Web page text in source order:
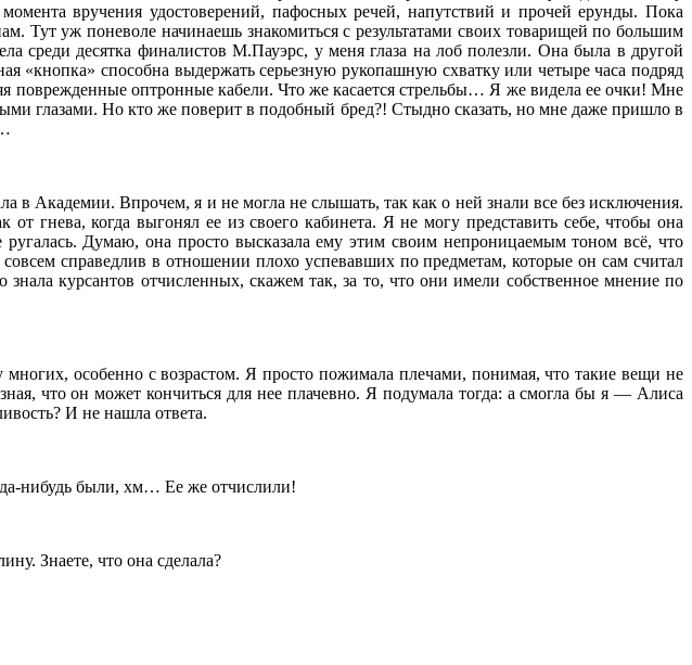
вручения удостоверений, пафосных речей, напутствий и прочей ерунды. Пока
Тут уж поневоле начинаешь знакомиться с результатами своих товарищей по большим
среди десятка финалистов М.Пауэрс, у меня глаза на лоб полезли. Она была в другой
«кнопка» способна выдержать серьезную рукопашную схватку или четыре часа подряд
поврежденные оптронные кабели. Что же касается стрельбы… Я же видела ее очки! Мне
глазами. Но кто же поверит в подобный бред?! Стыдно сказать, но мне даже пришло в
Академии. Впрочем, я и не могла не слышать, так как о ней знали все без исключения.
гнева, когда выгонял ее из своего кабинета. Я не могу представить себе, чтобы она
Думаю, она просто высказала ему этим своим непроницаемым тоном всё, что
справедлив в отношении плохо успевавших по предметам, которые он сам считал
курсантов отчисленных, скажем так, за то, что они имели собственное мнение по
особенно с возрастом. Я просто пожимала плечами, понимая, что такие вещи не
что он может кончиться для нее плачевно. Я подумала тогда: а смогла бы я — Алиса
И не нашла ответа.
нибудь были, хм… Ее же отчислили!
Знаете, что она сделала?